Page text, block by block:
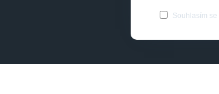
Souhlasím se